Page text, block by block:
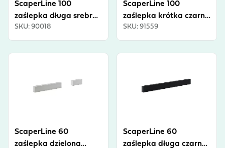
ScaperLine 100
zaślepka długa srebrna
INT
SKU: 90018
ScaperLine 100
zaślepka krótka czarna
INT
SKU: 91559
ScaperLine 60
zaślepka dzielona
ScaperLine 60
zaślepka długa czarna